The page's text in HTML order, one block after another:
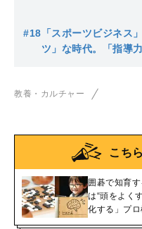
#18 「スポーツビジネス
ツ」な時代。「指導
教養・カルチャー
こち
囲碁で知育
は“頭をよく
化する」プ